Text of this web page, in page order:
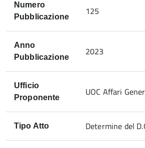
Numero
Pubblicazione
125
Anno
Pubblicazione
2023
Ufficio
Proponente
UOC Affari
Tipo Atto Determine del